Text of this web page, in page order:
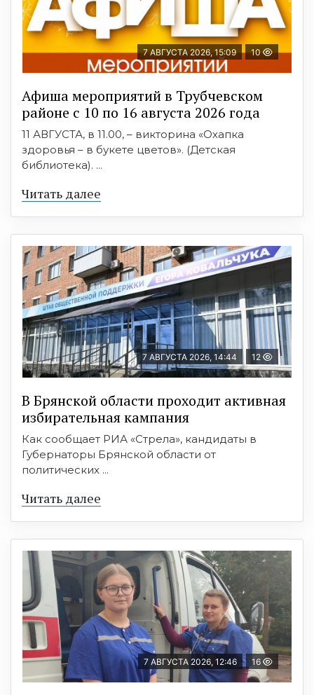
7 АВГУСТА 2026, 15:09 10
Афиша мероприятий в Трубчевском
районе с 10 по 16 августа 2026 года
11 АВГУСТА, в 11.00, – викторина «Охапка
здоровья – в букете цветов». (Детская
библиотека). ...
Читать далее
7 АВГУСТА 2026, 14:44 12
В Брянской области проходит активная
избирательная кампания
Как сообщает РИА «Стрела», кандидаты в
Губернаторы Брянской области от
политических ...
Читать далее
7 АВГУСТА 2026, 12:46 16